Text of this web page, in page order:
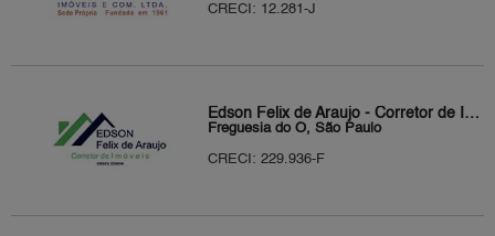
CRECI: 12.281-J
Edson Felix de Araujo - Corretor de Imóveis
Freguesia do Ó, São Paulo
CRECI: 229.936-F